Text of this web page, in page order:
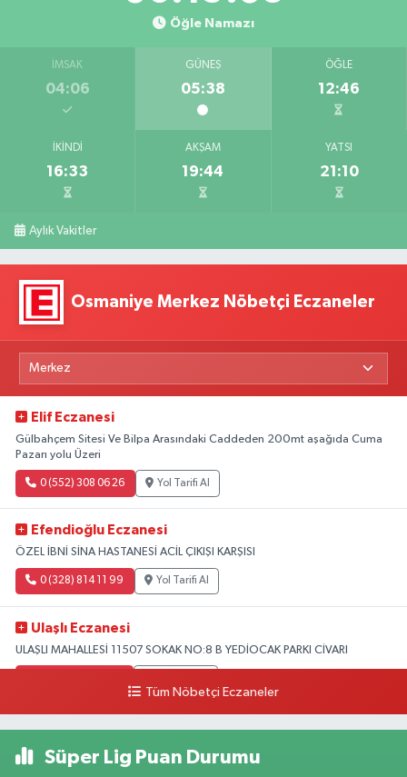
Öğle Namazı
İMSAK
04:06
GÜNEŞ
05:38
ÖĞLE
12:46
İKINDI
16:33
AKŞAM
19:44
YATSI
21:10
Aylık Vakitler
Osmaniye Merkez Nöbetçi Eczaneler
Elif Eczanesi
Gülbahçem Sitesi Ve Bilpa Arasındaki Caddeden 200mt aşağıda Cuma
Pazarı yolu Üzeri
0 (552) 308 06 26 Yol Tarifi Al
Efendioğlu Eczanesi
ÖZEL İBNİ SİNA HASTANESİ ACİL ÇIKIŞI KARŞISI
0 (328) 814 11 99 Yol Tarifi Al
Ulaşlı Eczanesi
ULAŞLI MAHALLESİ 11507 SOKAK NO:8 B YEDİOCAK PARKI CİVARI
Tüm Nöbetçi Eczaneler
Süper Lig Puan Durumu